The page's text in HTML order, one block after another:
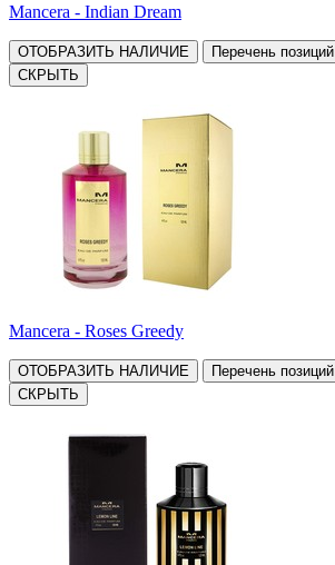
Mancera - Indian Dream
ОТОБРАЗИТЬ НАЛИЧИЕ
Перечень позиций
СКРЫТЬ
Mancera - Roses Greedy
ОТОБРАЗИТЬ НАЛИЧИЕ
Перечень позиций
СКРЫТЬ